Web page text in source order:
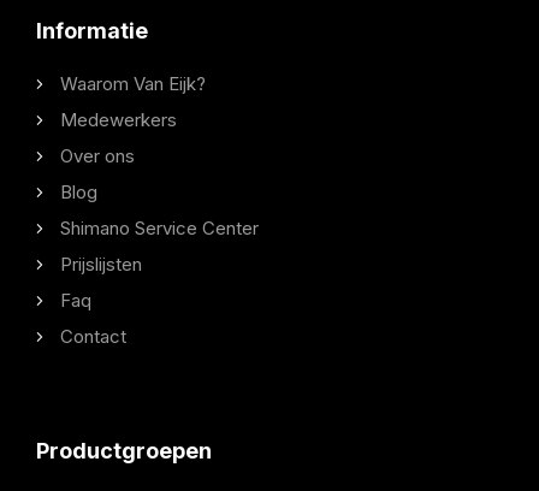
Informatie
Waarom Van Eijk?
Medewerkers
Over ons
Blog
Shimano Service Center
Prijslijsten
Faq
Contact
Productgroepen